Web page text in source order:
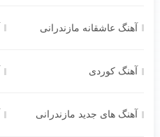
آهنگ عاشقانه مازندرانی
آهنگ کوردی
آهنگ های جدید مازندرانی